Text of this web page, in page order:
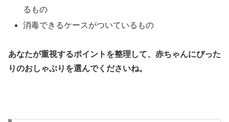
るもの
消毒できるケースがついているもの
あなたが重視するポイントを整理して、赤ちゃんにぴった
りのおしゃぶりを選んでくださいね。